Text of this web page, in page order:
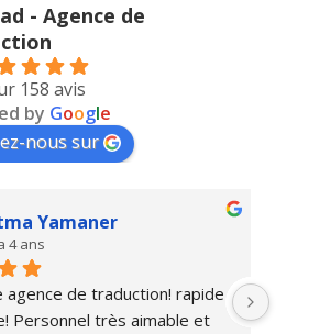
- Agence de
158 avis
by Google
nous sur
Yamaner
ans
de traduction! rapide
Personnel très aimable et